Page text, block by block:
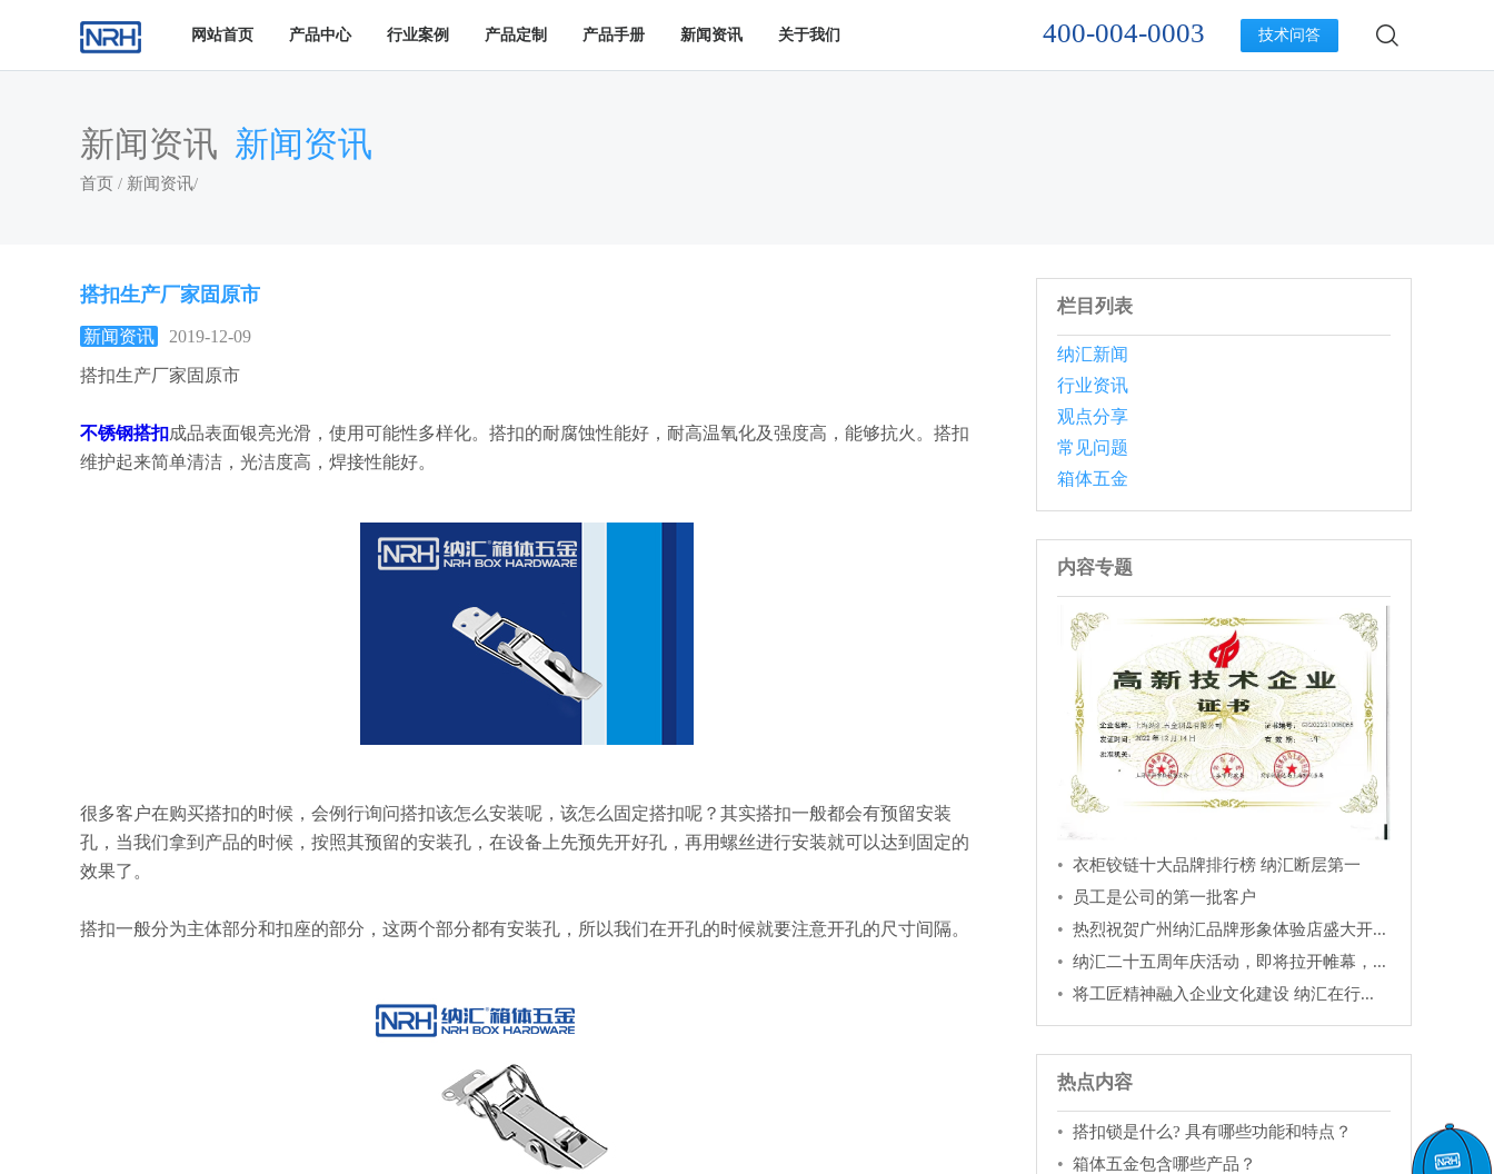
网站首页 产品中心 行业案例 产品定制 产品手册 新闻资讯 关于我们 400-004-0003 技术问答
新闻资讯 新闻资讯
首页 / 新闻资讯/
搭扣生产厂家固原市
新闻资讯 2019-12-09
搭扣生产厂家固原市
不锈钢搭扣成品表面银亮光滑，使用可能性多样化。搭扣的耐腐蚀性能好，耐高温氧化及强度高，能够抗火。搭扣
维护起来简单清洁，光洁度高，焊接性能好。
很多客户在购买搭扣的时候，会例行询问搭扣该怎么安装呢，该怎么固定搭扣呢？其实搭扣一般都会有预留安装
孔，当我们拿到产品的时候，按照其预留的安装孔，在设备上先预先开好孔，再用螺丝进行安装就可以达到固定的
效果了。
搭扣一般分为主体部分和扣座的部分，这两个部分都有安装孔，所以我们在开孔的时候就要注意开孔的尺寸间隔。
栏目列表
纳汇新闻
行业资讯
观点分享
常见问题
箱体五金
内容专题
衣柜铰链十大品牌排行榜 纳汇断层第一
员工是公司的第一批客户
热烈祝贺广州纳汇品牌形象体验店盛大开...
纳汇二十五周年庆活动，即将拉开帷幕，...
将工匠精神融入企业文化建设 纳汇在行...
热点内容
搭扣锁是什么? 具有哪些功能和特点？
箱体五金包含哪些产品？